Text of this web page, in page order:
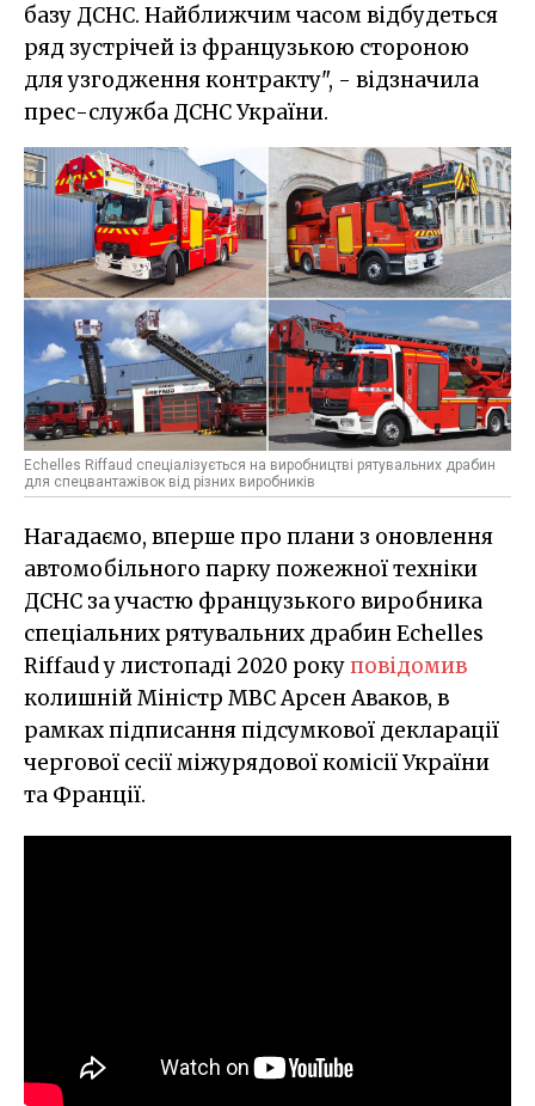
базу ДСНС. Найближчим часом відбудеться
ряд зустрічей із французькою стороною
для узгодження контракту", - відзначила
прес-служба ДСНС України.
Echelles Riffaud спеціалізується на виробництві рятувальних драбин
для спецвантажівок від різних виробників
Нагадаємо, вперше про плани з оновлення
автомобільного парку пожежної техніки
ДСНС за участю французького виробника
спеціальних рятувальних драбин Echelles
Riffaud у листопаді 2020 рокуповідомив
колишній Міністр МВС Арсен Аваков, в
рамках підписання підсумкової декларації
чергової сесії міжурядової комісії України
та Франції.